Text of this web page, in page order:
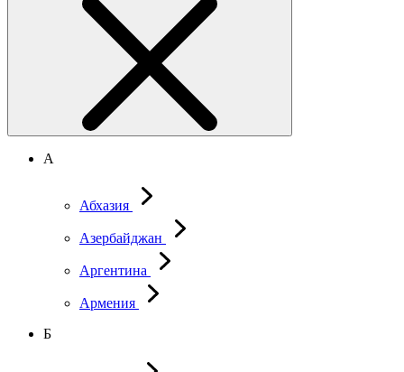
А
Абхазия
Азербайджан
Аргентина
Армения
Б